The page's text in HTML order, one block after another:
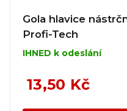
Gola hlavice
Profi-Tech
IHNED k odeslání
13,50 Kč